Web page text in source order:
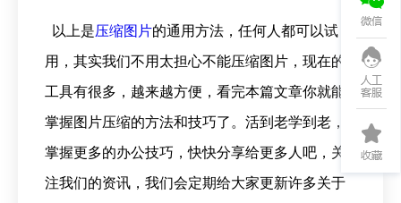
以上是压缩图片的通用方法，任何人都可以试
用，其实我们不用太担心不能压缩图片，现在的
工具有很多，越来越方便，看完本篇文章你就能
掌握图片压缩的方法和技巧了。活到老学到老，
掌握更多的办公技巧，快快分享给更多人吧，关
注我们的资讯，我们会定期给大家更新许多关于